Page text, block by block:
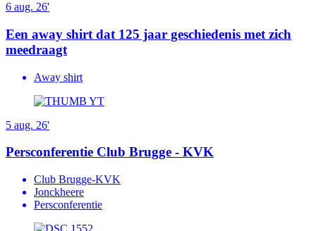
6 aug. 26'
Een away shirt dat 125 jaar geschiedenis met zich
meedraagt
Away shirt
5 aug. 26'
Persconferentie Club Brugge - KVK
Club Brugge-KVK
Jonckheere
Persconferentie